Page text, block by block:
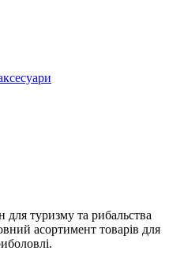
для туризму та рибальства
асортимент товарів для